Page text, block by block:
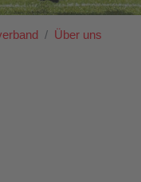
Über uns